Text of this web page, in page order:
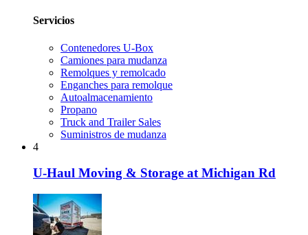
Servicios
Contenedores U-Box
Camiones para mudanza
Remolques y remolcado
Enganches para remolque
Autoalmacenamiento
Propano
Truck and Trailer Sales
Suministros de mudanza
4
U-Haul Moving & Storage at Michigan Rd